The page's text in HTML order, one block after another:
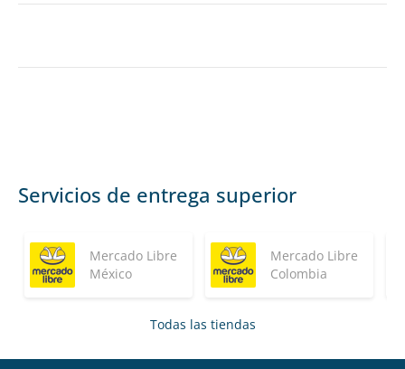
Servicios de entrega superior
Mercado Libre
México
Mercado Libre
Colombia
Todas las tiendas